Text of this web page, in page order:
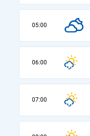
05:00
06:00
07:00